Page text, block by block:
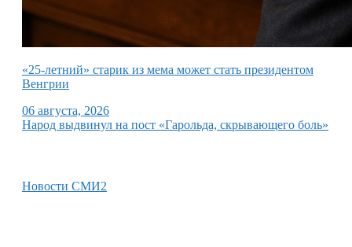
«25-летний» старик из мема может стать президентом
Венгрии
06 августа, 2026
Народ выдвинул на пост «Гарольда, скрывающего боль»
Новости СМИ2